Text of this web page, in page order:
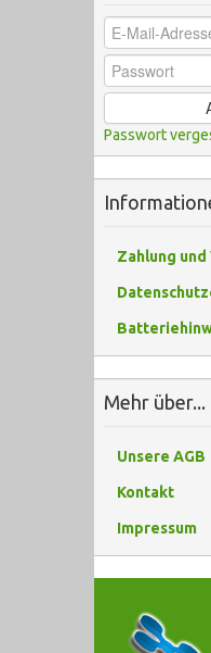
Passwort
Zahlung und
Mehr über...
Unsere AGB
Kontakt
Impressum